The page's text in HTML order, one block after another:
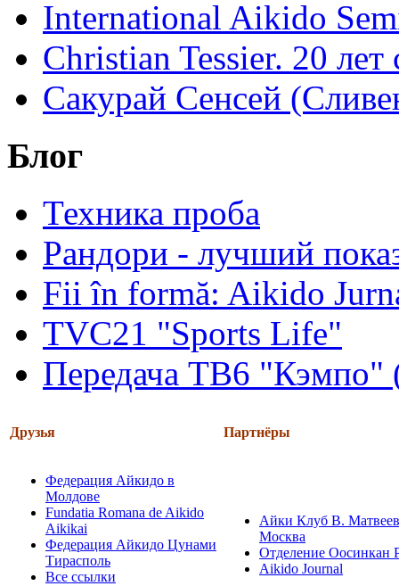
International Aikido
Christian Tessier. 20 лет
Сакурай Сенсей
Блог
Техника проба
Рандори - лучший
Fii în formă: Aikido
TVC21 "Sports Life"
Передача ТВ6 "Кэмпо"
Друзья Партнёры
Федерация Айкидо в
Молдове
Fundatia Romana de Aikido
Aikikai
Федерация Айкидо Цунами
Тирасполь
Все ссылки
Айки Клуб В.
Москва
Отделение Оосинкан
Aikido Journal